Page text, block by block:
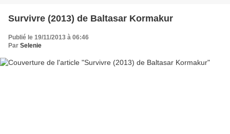
Survivre (2013) de Baltasar Kormakur
Publié le 19/11/2013 à 06:46
Par Selenie